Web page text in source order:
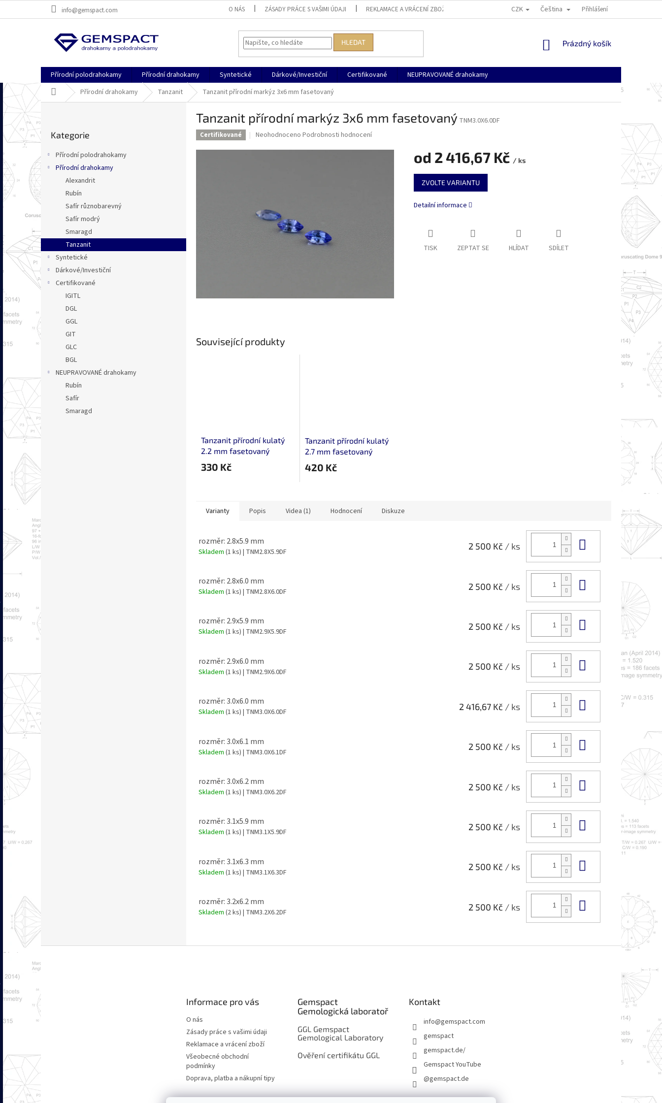
info@gemspact.com O NÁS ZÁSADY PRÁCE S VAŠIMI ÚDAJI REKLAMACE A VRÁCENÍ ZBOŽÍ VŠEOBECNÉ OBCHODNÍ PODMÍNKY DOPRAVA, PLATBA A
CZK Čeština Přihlášení
HLEDAT
NÁKUPNÍ
Prázdný košík
Přírodní polodrahokamy Přírodní drahokamy Syntetické Dárkové/Investiční Certifikované
NEUPRAVOVANÉ drahokamy
Domů Přírodní drahokamy Tanzanit Tanzanit přírodní markýz 3x6 mm fasetovaný
s
t
a
n
n
p
a
e
l
kategorie
Kategorie
Přírodní polodrahokamy
Přírodní drahokamy
Alexandrit
Rubín
Safír různobarevný
Safír modrý
Smaragd
Tanzanit
Syntetické
Dárkové/Investiční
Certifikované
IGITL
DGL
GGL
GIT
GLC
BGL
NEUPRAVOVANÉ drahokamy
Rubín
Safír
Smaragd
Tanzanit přírodní markýz 3x6 mm fasetovaný TNM3.0X6.0DF
Certifikované
Průměrné
produktu
Neohodnoceno Podrobnosti hodnocení
od 2 416,67 Kč / ks
Měrná
cena:
ZVOLTE VARIANTU
Detailní informace
TISK ZEPTAT SE HLÍDAT SDÍLET
Související produkty
Tanzanit přírodní kulatý
2.2 mm fasetovaný
330 Kč
Tanzanit přírodní kulatý
2.7 mm fasetovaný
420 Kč
Varianty Popis Videa (1) Hodnocení Diskuze
rozměr: 2.8x5.9 mm
Skladem (1 ks) | TNM2.8X5.9DF
2 500 Kč / ks Do košíku
rozměr: 2.8x6.0 mm
Skladem (1 ks) | TNM2.8X6.0DF
2 500 Kč / ks Do košíku
rozměr: 2.9x5.9 mm
Skladem (1 ks) | TNM2.9X5.9DF
2 500 Kč / ks Do košíku
rozměr: 2.9x6.0 mm
Skladem (1 ks) | TNM2.9X6.0DF
2 500 Kč / ks Do košíku
rozměr: 3.0x6.0 mm
Skladem (1 ks) | TNM3.0X6.0DF
2 416,67 Kč / ks Do košíku
rozměr: 3.0x6.1 mm
Skladem (1 ks) | TNM3.0X6.1DF
2 500 Kč / ks
rozměr: 3.0x6.2 mm
Skladem (1 ks) | TNM3.0X6.2DF
2 500 Kč / ks Do košíku
rozměr: 3.1x5.9 mm
Skladem (1 ks) | TNM3.1X5.9DF
2 500 Kč / ks Do košíku
rozměr: 3.1x6.3 mm
Skladem (1 ks) | TNM3.1X6.3DF
2 500 Kč / ks
rozměr: 3.2x6.2 mm
Skladem (2 ks) | TNM3.2X6.2DF
2 500 Kč / ks Do košíku
Z
p
a
Informace pro vás
O nás
Zásady práce s vašimi údaji
Reklamace a vrácení zboží
Všeobecné obchodní
podmínky
Doprava, platba a nákupní tipy
Gemspact
Gemologická laboratoř
GGL Gemspact
Gemological Laboratory
Ověření certifikátu GGL
Kontakt
info@gemspact.com
gemspact
gemspact.de/
Gemspact YouTube
@gemspact.de